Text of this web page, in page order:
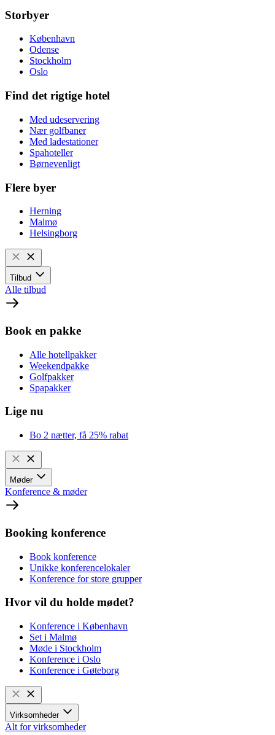
Storbyer
København
Odense
Stockholm
Oslo
Find det rigtige hotel
Med udeservering
Nær golfbaner
Med ladestationer
Spahoteller
Børnevenligt
Flere byer
Herning
Malmø
Helsingborg
Tilbud
Alle tilbud
Book en pakke
Alle hotellpakker
Weekendpakke
Golfpakker
Spapakker
Lige nu
Bo 2 nætter, få 25% rabat
Møder
Konference & møder
Booking konference
Book konference
Unikke konferencelokaler
Konference for store grupper
Hvor vil du holde mødet?
Konference i København
Set i Malmø
Møde i Stockholm
Konference i Oslo
Konference i Gøteborg
Virksomheder
Alt for virksomheder